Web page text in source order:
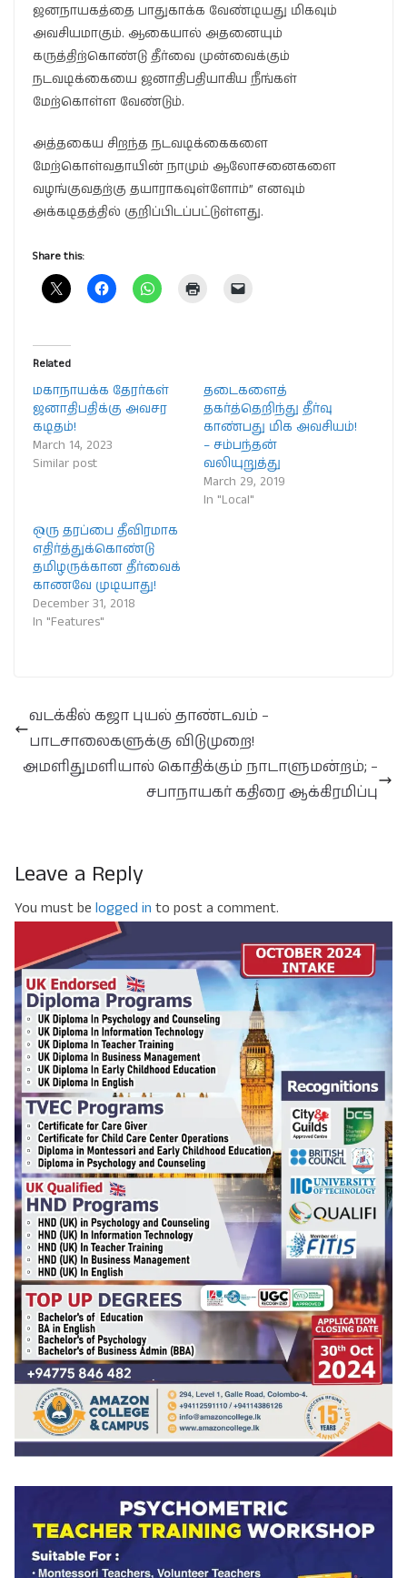
ஜனநாயகத்தை பாதுகாக்க வேண்டியது மிகவும்
அவசியமாகும். ஆகையால் அதனையும்
கருத்திற்கொண்டு தீர்வை முன்வைக்கும்
நடவடிக்கையை ஜனாதிபதியாகிய நீங்கள்
மேற்கொள்ள வேண்டும்.
அத்தகைய சிறந்த நடவடிக்கைகளை
மேற்கொள்வதாயின் நாமும் ஆலோசனைகளை
வழங்குவதற்கு தயாராகவுள்ளோம்” எனவும்
அக்கடிதத்தில் குறிப்பிடப்பட்டுள்ளது.
Share this:
Related
மகாநாயக்க தேரர்கள்
ஜனாதிபதிக்கு அவசர
கடிதம்!
March 14, 2023
Similar post
தடைகளைத்
தகர்த்தெறிந்து தீர்வு
காண்பது மிக அவசியம்!
– சம்பந்தன்
வலியுறுத்து
March 29, 2019
In "Local"
ஒரு தரப்பை தீவிரமாக
எதிர்த்துக்கொண்டு
தமிழருக்கான தீர்வைக்
காணவே முடியாது!
December 31, 2018
In "Features"
வடக்கில் கஜா புயல் தாண்டவம் –
பாடசாலைகளுக்கு விடுமுறை!
அமளிதுமளியால் கொதிக்கும் நாடாளுமன்றம்; –
சபாநாயகர் கதிரை ஆக்கிரமிப்பு
Leave a Reply
You must be logged in to post a comment.